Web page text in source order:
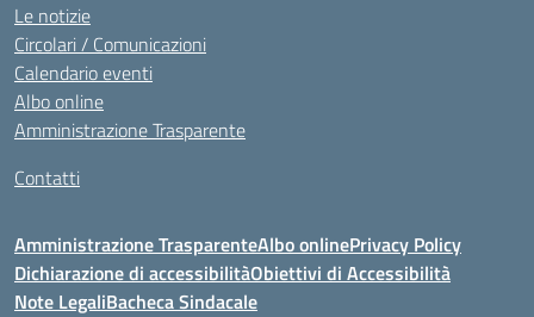
Le notizie
Circolari / Comunicazioni
Calendario eventi
Albo online
Amministrazione Trasparente
Contatti
Amministrazione TrasparenteAlbo onlinePrivacy Policy
Dichiarazione di accessibilitàObiettivi di Accessibilità
Note LegaliBacheca Sindacale